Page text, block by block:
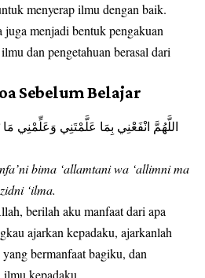
menyerap ilmu dengan baik.
juga menjadi bentuk pengakuan
dan pengetahuan berasal dari
Sebelum Belajar
اللَّهُمَّ انْفَعْنِي بِمَا عَلَّمْتَنِي وَعَلِّمْنِي
bima ‘allamtani wa ‘allimni ma
‘ilma.
berilah aku manfaat dari apa
ajarkan kepadaku, ajarkanlah
bermanfaat bagiku, dan
kepadaku.